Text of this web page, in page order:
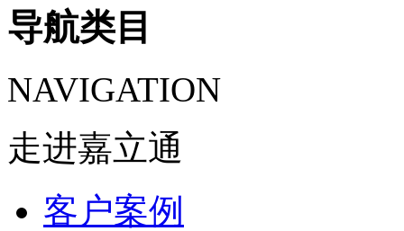
导航类目
NAVIGATION
走进嘉立通
客户案例